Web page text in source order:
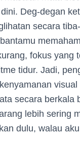
Deg-degan
secara
fokus yang
tidur. Jadi,
secara berkala
lebih sering
dulu, walau